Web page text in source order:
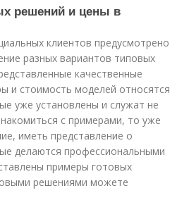
решений и цены в
клиентов предусмотрено
разных вариантов типовых
качественные
и стоимость моделей относятся
уже установлены и служат не
с примерами, то уже
иметь представление о
делаются профессиональными
примеры готовых
решениями можете